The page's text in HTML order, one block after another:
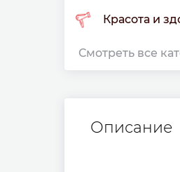
Красота и
Смотреть все
Описание